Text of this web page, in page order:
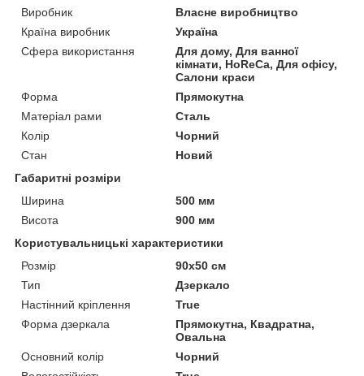
Виробник
Власне виробництво
Країна виробник
Україна
Сфера використання
Для дому, Для ванної
кімнати, HoReCa, Для офісу,
Салони краси
Форма
Прямокутна
Матеріал рами
Сталь
Колір
Чорний
Стан
Новий
Габаритні розміри
Ширина
500 мм
Висота
900 мм
Користувальницькі характеристики
Розмір
90х50 см
Тип
Дзеркало
Настінний кріплення
True
Форма дзеркала
Прямокутна, Квадратна,
Овальна
Основний колір
Чорний